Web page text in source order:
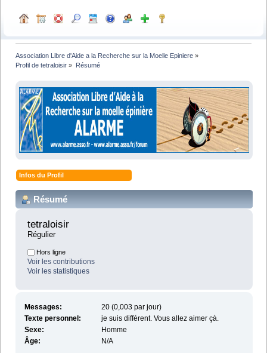
Association Libre d'Aide a la Recherche sur la Moelle Epiniere »
Profil de tetraloisir » Résumé
Infos du Profil
Résumé
tetraloisir
Régulier
Hors ligne
Voir les contributions
Voir les statistiques
Messages:
20 (0,003 par jour)
Texte personnel:
je suis différent. Vous allez aimer çà.
Sexe:
Homme
Âge:
N/A